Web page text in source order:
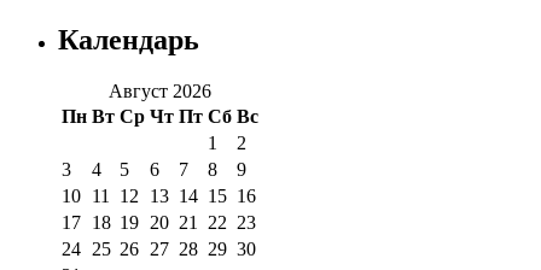
Календарь
Август 2026
Пн Вт Ср Чт Пт Сб Вс
1
2
3
4 5 6 7 8
9
10 11 12 13 14 15 16
17 18 19 20 21 22 23
24 25 26 27 28 29 30